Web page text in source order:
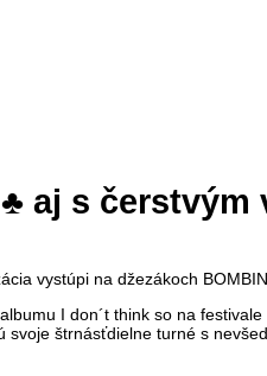
aj s
I don´t think so na
štrnásťdielne turné s